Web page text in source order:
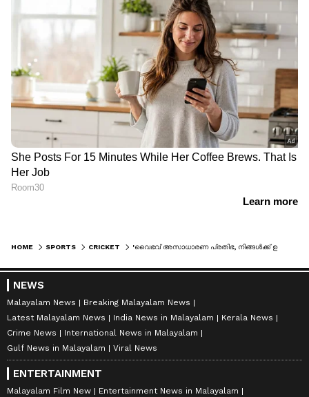
HOME SPORTS CRICKET 'വൈഭവ് അസാധാരണ പ്രതിഭ, നിങ്ങൾക്ക് ഉചിതമായ തീരുമാനമെടുക്കാം'; അജിത് അഗാർക്കർക്ക് ബിസിസിഐയുടെ ഗ്രീൻ സിഗ്നൽ
NEWS
Malayalam News
Breaking Malayalam News
Latest Malayalam News
India News in Malayalam
Kerala News
Crime News
International News in Malayalam
Gulf News in Malayalam
Viral News
ENTERTAINMENT
Malayalam Film New
Entertainment News in Malayalam